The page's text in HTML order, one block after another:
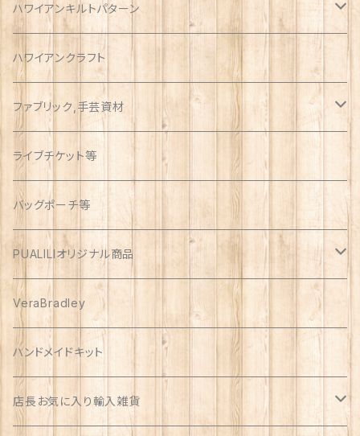
ハワイアンキルトパターン
ウォールサイズ（約1m）
ハワイアンクラフト
ファブリック,手芸資材
ハワイアン
オックス
アソート
ライブチケット等
バッグポーチ等
PUALILIオリジナル商品
プアリリグッズ
しんのす家グッズ
ハンドメイド品
VeraBradley
ハンドメイドキット
店長お気に入り輸入雑貨